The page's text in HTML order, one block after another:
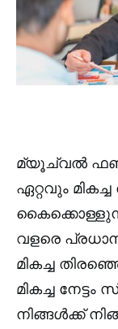
മ്യൂച്വൽ ഫണ്ട്
ഏറ്റവും
വളരെ
മികച്ച
മികച്ച
നിങ്ങൾക്ക്